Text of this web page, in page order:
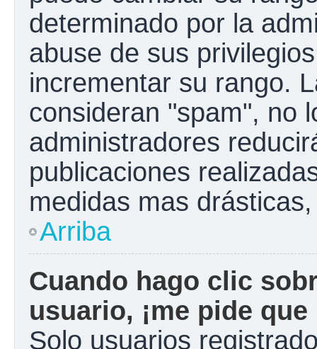
determinado por la
abuse de sus
incrementar su rango.
consideran "spam", no
administradores
publicaciones
medidas mas
Arriba
Cuando hago clic
usuario, ¡me pide
Solo usuarios